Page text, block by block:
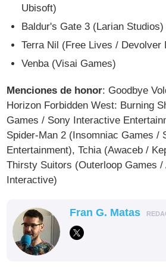
Ubisoft)
Baldur's Gate 3 (Larian Studios)
Terra Nil (Free Lives / Devolver
Venba (Visai Games)
Menciones de honor: Goodbye
Horizon Forbidden West: Burning
Games / Sony Interactive
Spider-Man 2 (Insomniac Games /
Entertainment), Tchia (Awaceb /
Thirsty Suitors (Outerloop Games /
Interactive)
Fran G. Matas